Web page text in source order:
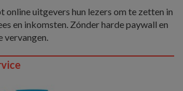
uitgevers hun lezers om te zetten in
en inkomsten. Zónder harde paywall en
vervangen.